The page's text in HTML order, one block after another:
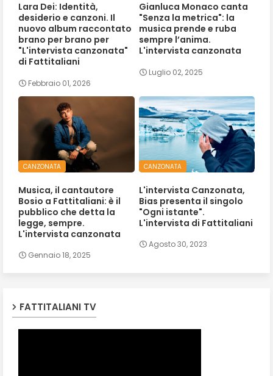
Lara Dei: Identità,
desiderio e canzoni. Il
nuovo album raccontato
brano per brano per
"L'intervista canzonata"
di Fattitaliani
Febbraio 01, 2026
Gianluca Monaco canta
"Senza la metrica": la
musica prende e ruba
sempre l’anima.
L'intervista canzonata
Luglio 02, 2025
CANZONATA
Musica, il cantautore
Bosio a Fattitaliani: è il
pubblico che detta la
legge, sempre.
L'intervista canzonata
Gennaio 18, 2025
CANZONATA
L'intervista Canzonata,
Bias presenta il singolo
"Ogni istante".
L'intervista di Fattitaliani
Agosto 30, 2023
FATTITALIANI TV